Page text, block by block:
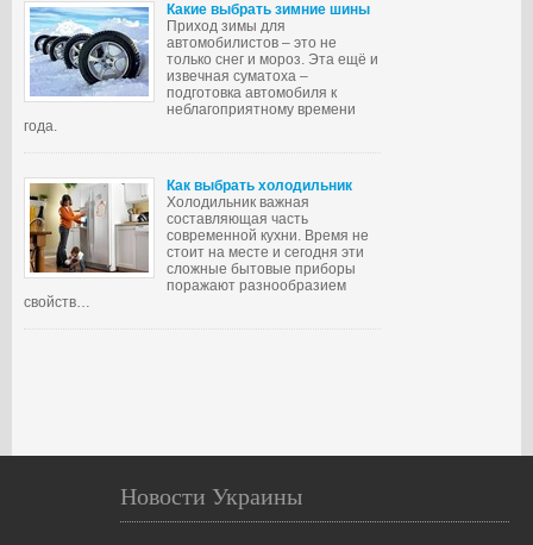
Какие выбрать зимние шины
Приход зимы для
автомобилистов – это не
только снег и мороз. Эта ещё и
извечная суматоха –
подготовка автомобиля к
неблагоприятному времени
года.
Как выбрать холодильник
Холодильник важная
составляющая часть
современной кухни. Время не
стоит на месте и сегодня эти
сложные бытовые приборы
поражают разнообразием
свойств…
Новости Украины